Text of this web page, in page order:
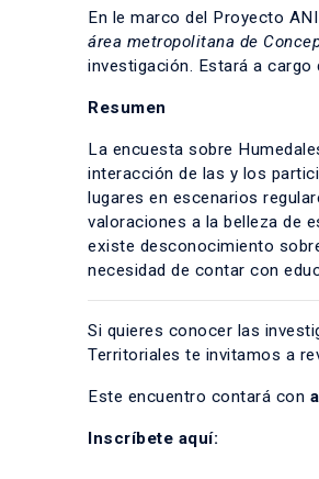
En le marco del Proyecto
área metropolitana de
investigación. Estará a
Resumen
La encuesta sobre
interacción de las y los
lugares en escenarios
valoraciones a la belleza de
existe desconocimiento
necesidad de contar con
Si quieres conocer las
Territoriales te invitamos a
Este encuentro contará con
Inscríbete aquí: